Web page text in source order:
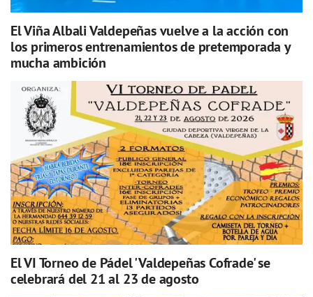
El Viña Albali Valdepeñas vuelve a la acción con
los primeros entrenamientos de pretemporada y
mucha ambición
El VI Torneo de Pádel 'Valdepeñas Cofrade' se
celebrará del 21 al 23 de agosto